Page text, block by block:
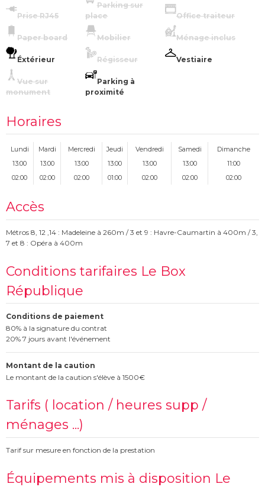
Prise RJ45
Parking sur
place
Office traiteur
Paper board Mobilier Ménage inclus
Éxtérieur Régisseur Vestiaire
Vue sur
monument
Parking à
proximité
Horaires
Lundi Mardi Mercredi Jeudi Vendredi Samedi
Dimanche
13:00
13:00 13:00 13:00 13:00 13:00
11:00
02:00
02:00 02:00 01:00 02:00 02:00 02:00
Accès
Métros 8, 12 ,14 : Madeleine à 260m / 3 et 9 : Havre-Caumartin à 400m / 3,
7 et 8 : Opéra à 400m
Conditions tarifaires Le Box
République
Conditions de paiement
80% à la signature du contrat
20% 7 jours avant l'événement
Montant de la caution
Le montant de la caution s'élève à 1500€
Tarifs ( location / heures supp /
ménages ...)
Tarif sur mesure en fonction de la prestation
Équipements mis à disposition Le